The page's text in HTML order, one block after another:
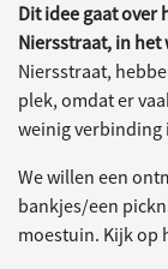
Dit idee gaat over
Niersstraat, in
Niersstraat,
plek, omdat er
weinig verbinding
We willen een
bankjes/een
moestuin. Kijk op